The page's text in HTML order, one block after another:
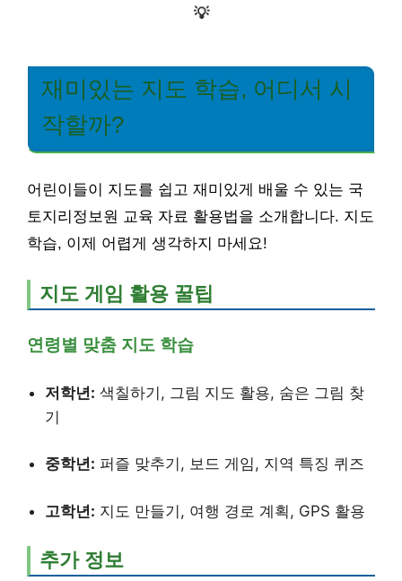
💡
재미있는 지도 학습, 어디서 시
작할까?
어린이들이 지도를 쉽고 재미있게 배울 수 있는 국
토지리정보원 교육 자료 활용법을 소개합니다. 지도
학습, 이제 어렵게 생각하지 마세요!
지도 게임 활용 꿀팁
연령별 맞춤 지도 학습
저학년: 색칠하기, 그림 지도 활용, 숨은 그림 찾
기
중학년: 퍼즐 맞추기, 보드 게임, 지역 특징 퀴즈
고학년: 지도 만들기, 여행 경로 계획, GPS 활용
추가 정보